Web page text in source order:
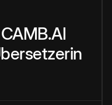
CAMB.AI